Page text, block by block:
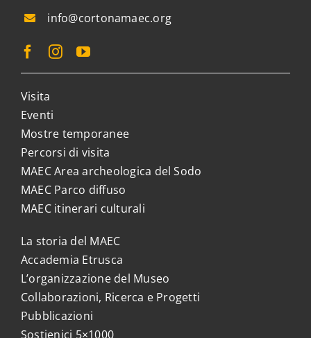
info@cortonamaec.org
Visita
Eventi
Mostre temporanee
Percorsi di visita
MAEC Area archeologica del Sodo
MAEC Parco diffuso
MAEC itinerari culturali
La storia del MAEC
Accademia Etrusca
L’organizzazione del Museo
Collaborazioni, Ricerca e Progetti
Pubblicazioni
Sostienici 5×1000